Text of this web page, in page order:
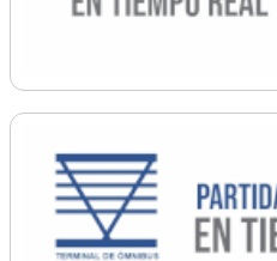
Secretaría General